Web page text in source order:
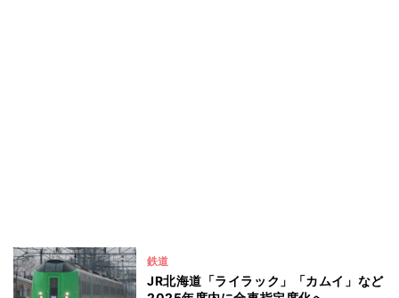
鉄道
JR北海道「ライラック」「カムイ」など